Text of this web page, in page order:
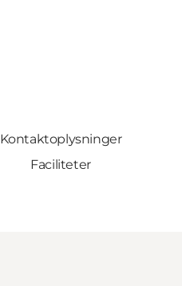
Kontaktoplysninger
Faciliteter